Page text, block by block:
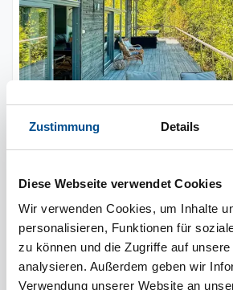
Zustimmung Details
Diese Webseite verwendet Cookies
Wir verwenden Cookies, um Inhalte
personalisieren, Funktionen für
zu können und die Zugriffe auf
analysieren. Außerdem geben wir
Verwendung unserer Website an
keine Haustiere
3 Schlafzimmer
5,0 km zum Wasser